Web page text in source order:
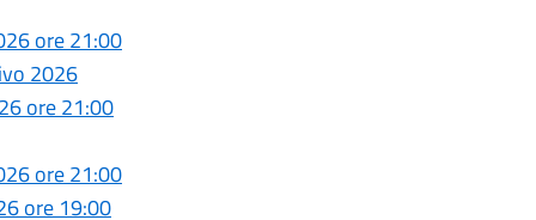
ore 21:00
2026
ore 21:00
ore 21:00
ore 19:00